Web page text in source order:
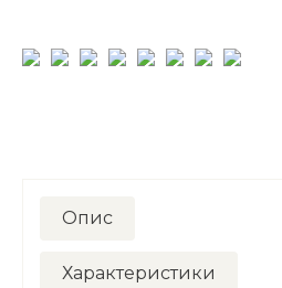
Опис
Характеристики